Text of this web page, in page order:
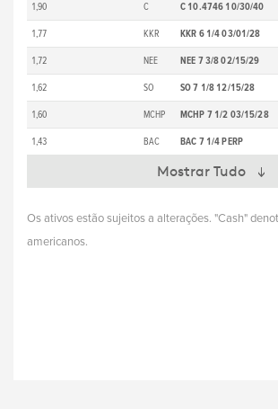
1,90 C C 10.4746 10/30/40
1,77 KKR KKR 6 1/4 03/01/28
1,72 NEE NEE 7 3/8 02/15/29
1,62 SO SO 7 1/8 12/15/28
1,60 MCHP MCHP 7 1/2 03/15/28
1,43 BAC BAC 7 1/4 PERP
Mostrar Tudo
Os ativos estão sujeitos a alterações. "Cash"
americanos.